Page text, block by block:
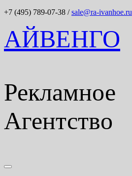
+7 (495) 789-07-38 /sale@ra-ivanhoe.ru
АЙВЕНГО
Рекламное
Агентство